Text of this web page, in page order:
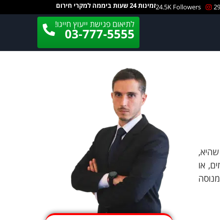
24.5K Followersזמינות 24 שעות ביממה למקרי חירום
לתיאום פגישת ייעוץ חייגו!
03-777-5555
שהיא,
או